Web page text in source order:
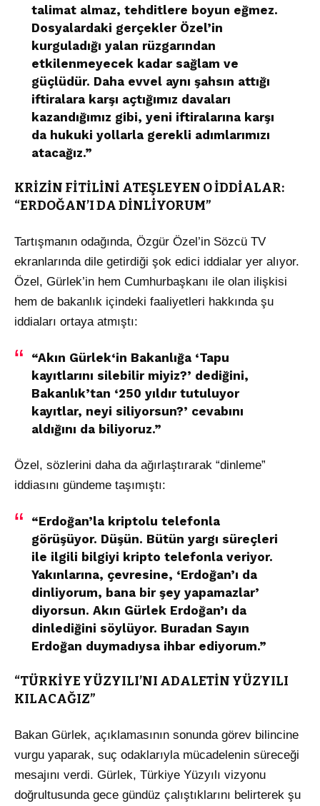
talimat almaz, tehditlere boyun eğmez.
Dosyalardaki gerçekler Özel’in
kurguladığı yalan rüzgarından
etkilenmeyecek kadar sağlam ve
güçlüdür. Daha evvel aynı şahsın attığı
iftiralara karşı açtığımız davaları
kazandığımız gibi, yeni iftiralarına karşı
da hukuki yollarla gerekli adımlarımızı
atacağız.”
KRİZİN FİTİLİNİ ATEŞLEYEN O İDDİALAR:
“ERDOĞAN’I DA DİNLİYORUM”
Tartışmanın odağında, Özgür Özel’in Sözcü TV
ekranlarında dile getirdiği şok edici iddialar yer alıyor.
Özel, Gürlek’in hem Cumhurbaşkanı ile olan ilişkisi
hem de bakanlık içindeki faaliyetleri hakkında şu
iddiaları ortaya atmıştı:
“Akın Gürlek‘in Bakanlığa ‘Tapu
kayıtlarını silebilir miyiz?’ dediğini,
Bakanlık’tan ‘250 yıldır tutuluyor
kayıtlar, neyi siliyorsun?’ cevabını
aldığını da biliyoruz.”
Özel, sözlerini daha da ağırlaştırarak “dinleme”
iddiasını gündeme taşımıştı:
“Erdoğan’la kriptolu telefonla
görüşüyor. Düşün. Bütün yargı süreçleri
ile ilgili bilgiyi kripto telefonla veriyor.
Yakınlarına, çevresine, ‘Erdoğan’ı da
dinliyorum, bana bir şey yapamazlar’
diyorsun. Akın Gürlek Erdoğan’ı da
dinlediğini söylüyor. Buradan Sayın
Erdoğan duymadıysa ihbar ediyorum.”
“TÜRKİYE YÜZYILI’NI ADALETİN YÜZYILI
KILACAĞIZ”
Bakan Gürlek, açıklamasının sonunda görev bilincine
vurgu yaparak, suç odaklarıyla mücadelenin süreceği
mesajını verdi. Gürlek, Türkiye Yüzyılı vizyonu
doğrultusunda gece gündüz çalıştıklarını belirterek şu